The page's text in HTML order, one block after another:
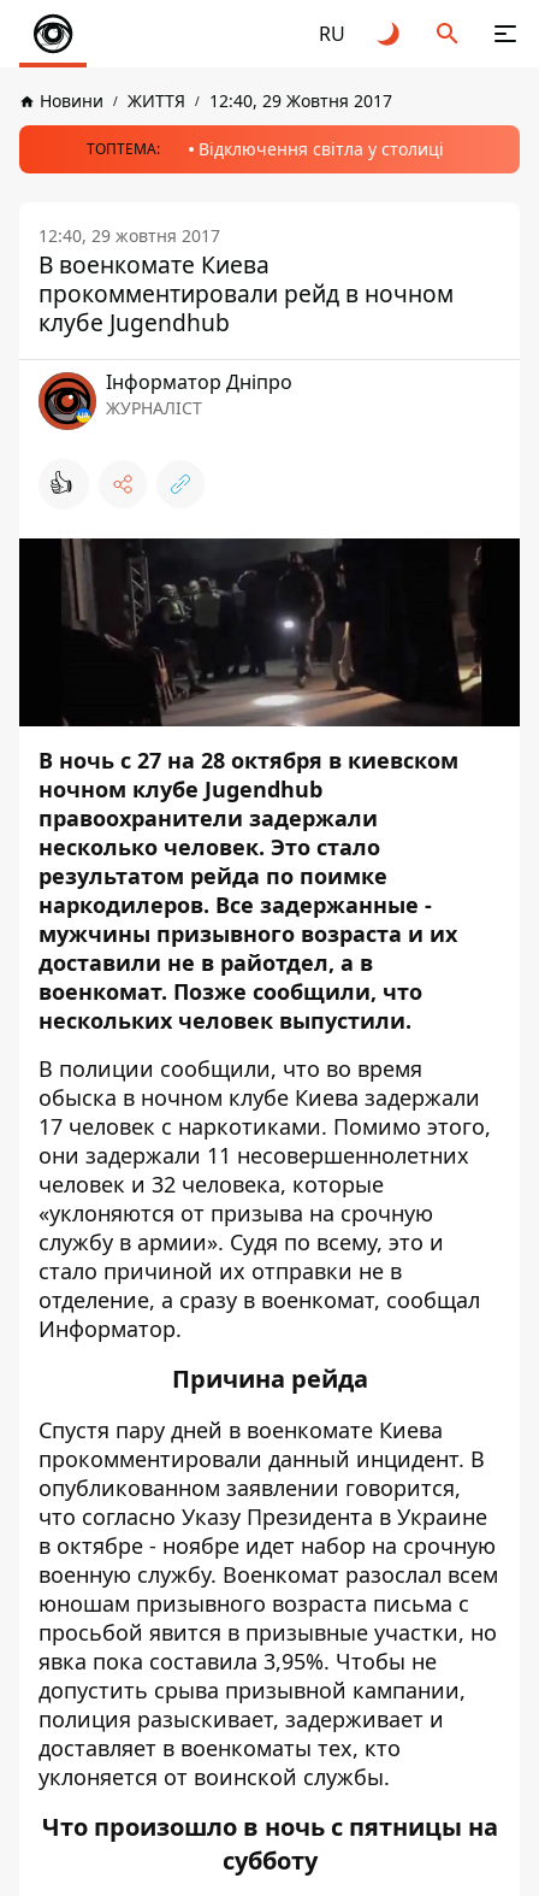
RU
Новини ЖИТТЯ 12:40, 29 Жовтня 2017
ТОПТЕМА: Відключення світла у столиці
12:40, 29 жовтня 2017
В военкомате Киева
прокомментировали рейд в ночном
клубе Jugendhub
Інформатор Дніпро
ЖУРНАЛІСТ
👍
В ночь с 27 на 28 октября в киевском
ночном клубе Jugendhub
правоохранители задержали
несколько человек. Это стало
результатом рейда по поимке
наркодилеров. Все задержанные -
мужчины призывного возраста и их
доставили не в райотдел, а в
военкомат. Позже сообщили, что
нескольких человек выпустили.
В полиции сообщили, что во время
обыска в ночном клубе Киева задержали
17 человек с наркотиками. Помимо этого,
они задержали 11 несовершеннолетних
человек и 32 человека, которые
«уклоняются от призыва на срочную
службу в армии». Судя по всему, это и
стало причиной их отправки не в
отделение, а сразу в военкомат, сообщал
Информатор.
Причина рейда
Спустя пару дней в военкомате Киева
прокомментировали данный инцидент. В
опубликованном заявлении говорится,
что согласно Указу Президента в Украине
в октябре - ноябре идет набор на срочную
военную службу. Военкомат разослал всем
юношам призывного возраста письма с
просьбой явится в призывные участки, но
явка пока составила 3,95%. Чтобы не
допустить срыва призывной кампании,
полиция разыскивает, задерживает и
доставляет в военкоматы тех, кто
уклоняется от воинской службы.
Что произошло в ночь с пятницы на
субботу